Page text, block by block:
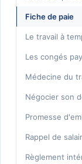
Fiche de paie
Le travail à
Les congés
Médecine du
Négocier son
Promesse
Rappel de
Règlement